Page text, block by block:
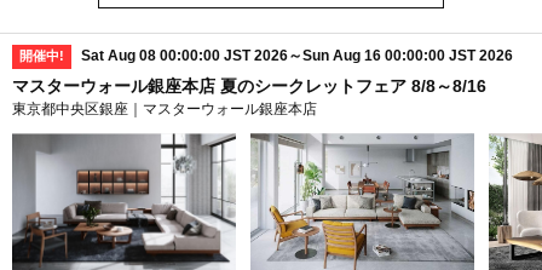
開催中! Sat Aug 08 00:00:00 JST 2026～Sun Aug 16 00:00:00 JST 2026
マスターウォール銀座本店 夏のシークレットフェア 8/8～8/16
東京都中央区銀座｜マスターウォール銀座本店